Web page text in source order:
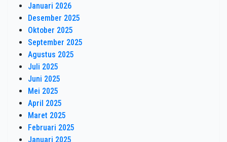
Januari 2026
Desember 2025
Oktober 2025
September 2025
Agustus 2025
Juli 2025
Juni 2025
Mei 2025
April 2025
Maret 2025
Februari 2025
Januari 2025